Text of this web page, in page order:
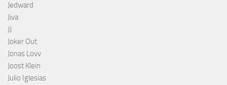
Jedward
Jiva
JJ
Joker Out
Jonas Lovv
Joost Klein
Julio Iglesias